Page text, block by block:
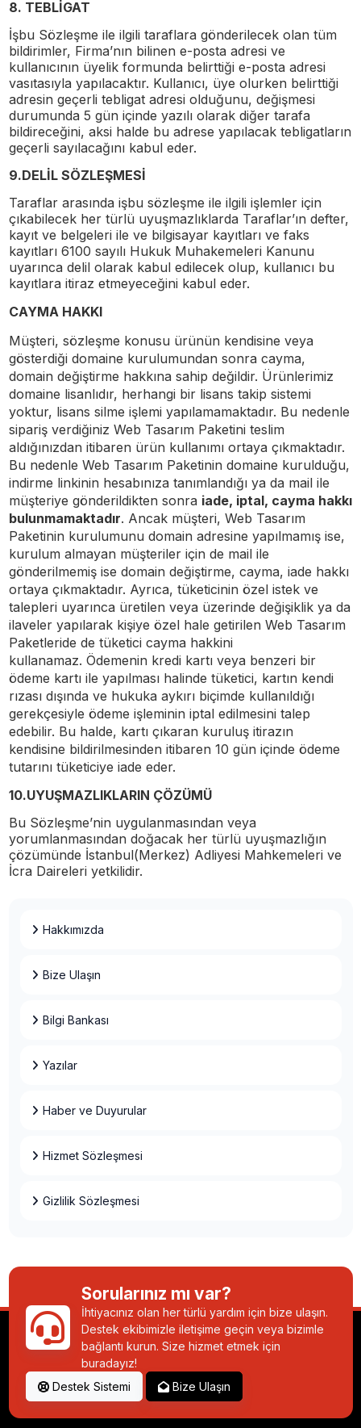
8. TEBLİGAT
İşbu Sözleşme ile ilgili taraflara gönderilecek olan tüm
bildirimler, Firma’nın bilinen e-posta adresi ve
kullanıcının üyelik formunda belirttiği e-posta adresi
vasıtasıyla yapılacaktır. Kullanıcı, üye olurken belirttiği
adresin geçerli tebligat adresi olduğunu, değişmesi
durumunda 5 gün içinde yazılı olarak diğer tarafa
bildireceğini, aksi halde bu adrese yapılacak tebligatların
geçerli sayılacağını kabul eder.
9.DELİL SÖZLEŞMESİ
Taraflar arasında işbu sözleşme ile ilgili işlemler için
çıkabilecek her türlü uyuşmazlıklarda Taraflar’ın defter,
kayıt ve belgeleri ile ve bilgisayar kayıtları ve faks
kayıtları 6100 sayılı Hukuk Muhakemeleri Kanunu
uyarınca delil olarak kabul edilecek olup, kullanıcı bu
kayıtlara itiraz etmeyeceğini kabul eder.
CAYMA HAKKI
Müşteri, sözleşme konusu ürünün kendisine veya
gösterdiği domaine kurulumundan sonra cayma,
domain değiştirme hakkına sahip değildir. Ürünlerimiz
domaine lisanlıdır, herhangi bir lisans takip sistemi
yoktur, lisans silme işlemi yapılamamaktadır. Bu nedenle
sipariş verdiğiniz Web Tasarım Paketini teslim
aldığınızdan itibaren ürün kullanımı ortaya çıkmaktadır.
Bu nedenle Web Tasarım Paketinin domaine kurulduğu,
indirme linkinin hesabınıza tanımlandığı ya da mail ile
müşteriye gönderildikten sonra iade, iptal, cayma hakkı
bulunmamaktadır. Ancak müşteri, Web Tasarım
Paketinin kurulumunu domain adresine yapılmamış ise,
kurulum almayan müşteriler için de mail ile
gönderilmemiş ise domain değiştirme, cayma, iade hakkı
ortaya çıkmaktadır. Ayrıca, tüketicinin özel istek ve
talepleri uyarınca üretilen veya üzerinde değişiklik ya da
ilaveler yapılarak kişiye özel hale getirilen Web Tasarım
Paketleride de tüketici cayma hakkini
kullanamaz. Ödemenin kredi kartı veya benzeri bir
ödeme kartı ile yapılması halinde tüketici, kartın kendi
rızası dışında ve hukuka aykırı biçimde kullanıldığı
gerekçesiyle ödeme işleminin iptal edilmesini talep
edebilir. Bu halde, kartı çıkaran kuruluş itirazın
kendisine bildirilmesinden itibaren 10 gün içinde ödeme
tutarını tüketiciye iade eder.
10.UYUŞMAZLIKLARIN ÇÖZÜMÜ
Bu Sözleşme’nin uygulanmasından veya
yorumlanmasından doğacak her türlü uyuşmazlığın
çözümünde İstanbul(Merkez) Adliyesi Mahkemeleri ve
İcra Daireleri yetkilidir.
Hakkımızda
Bize Ulaşın
Bilgi Bankası
Yazılar
Haber ve Duyurular
Hizmet Sözleşmesi
Gizlilik Sözleşmesi
Sorularınız mı var?
İhtiyacınız olan her türlü yardım için bize ulaşın.
Destek ekibimizle iletişime geçin veya bizimle
bağlantı kurun. Size hizmet etmek için
buradayız!
Destek Sistemi
Bize Ulaşın